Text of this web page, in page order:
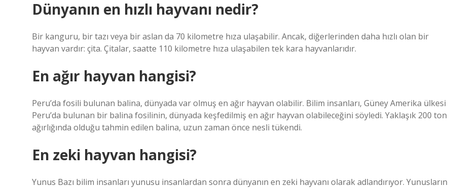
Dünyanın en hızlı hayvanı nedir?
Bir kanguru, bir tazı veya bir aslan da 70 kilometre hıza ulaşabilir. Ancak, diğerlerinden daha hızlı olan bir
hayvan vardır: çita. Çitalar, saatte 110 kilometre hıza ulaşabilen tek kara hayvanlarıdır.
En ağır hayvan hangisi?
Peru’da fosili bulunan balina, dünyada var olmuş en ağır hayvan olabilir. Bilim insanları, Güney Amerika ülkesi
Peru’da bulunan bir balina fosilinin, dünyada keşfedilmiş en ağır hayvan olabileceğini söyledi. Yaklaşık 200 ton
ağırlığında olduğu tahmin edilen balina, uzun zaman önce nesli tükendi.
En zeki hayvan hangisi?
Yunus Bazı bilim insanları yunusu insanlardan sonra dünyanın en zeki hayvanı olarak adlandırıyor. Yunusların